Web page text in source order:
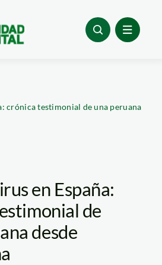
crónica testimonial de una peruana
en España:
de
desde